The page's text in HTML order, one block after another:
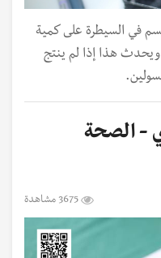
في السيطرة على كمية
ويحدث هذا إذا لم ينتج
- الصحة
3675 مشاهدة